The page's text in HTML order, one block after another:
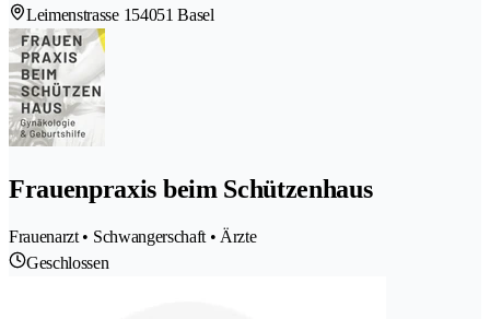
Leimenstrasse 154051 Basel
Frauenpraxis beim Schützenhaus
Frauenarzt • Schwangerschaft • Ärzte
Geschlossen